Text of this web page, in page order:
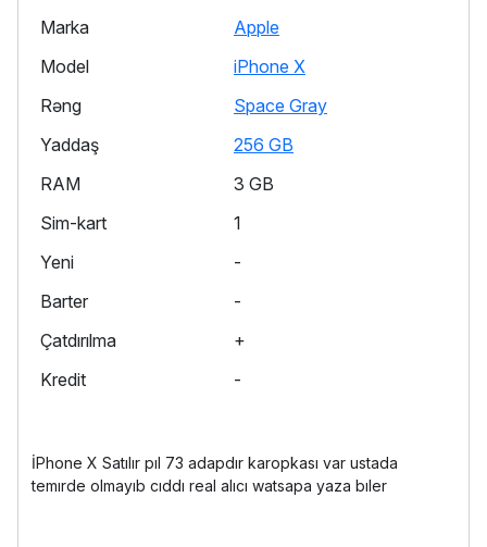
Marka
Apple
Model
iPhone X
Rəng
Space Gray
Yaddaş
256 GB
RAM
3 GB
Sim-kart
1
Yeni
-
Barter
-
Çatdırılma
+
Kredit
-
İPhone X Satılır pıl 73 adapdır karopkası var ustada
temırde olmayıb cıddı real alıcı watsapa yaza bıler